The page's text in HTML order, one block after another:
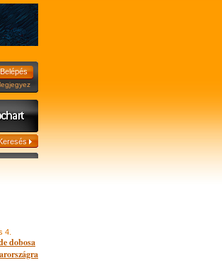
4.
dobosa